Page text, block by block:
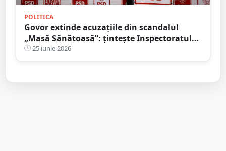
POLITICA
Govor extinde acuzațiile din scandalul
„Masă Sănătoasă”: țintește Inspectoratul
Școlar și susține că neregulile depășesc
cazul Socond
25 iunie 2026